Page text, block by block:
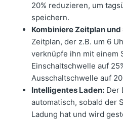
20% reduzieren, um
speichern.
Kombiniere Zeitplan und
Zeitplan, der z.B. um 6
verknüpfe ihn mit einem
Einschaltschwelle auf
Ausschaltschwelle auf
Intelligentes Laden: Der
automatisch, sobald der
Ladung hat und wird